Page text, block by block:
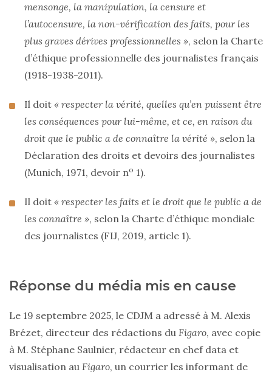
mensonge, la manipulation, la censure et
l’autocensure, la non-vérification des faits, pour les
plus graves dérives professionnelles », selon la Charte
d’éthique professionnelle des journalistes français
(1918-1938-2011).
Il doit « respecter la vérité, quelles qu’en puissent être
les conséquences pour lui-même, et ce, en raison du
droit que le public a de connaître la vérité », selon la
Déclaration des droits et devoirs des journalistes
(Munich, 1971, devoir no 1).
Il doit « respecter les faits et le droit que le public a de
les connaître », selon la Charte d’éthique mondiale
des journalistes (FIJ, 2019, article 1).
Réponse du média mis en cause
Le 19 septembre 2025, le CDJM a adressé à M. Alexis
Brézet, directeur des rédactions du Figaro, avec copie
à M. Stéphane Saulnier, rédacteur en chef data et
visualisation au Figaro, un courrier les informant de